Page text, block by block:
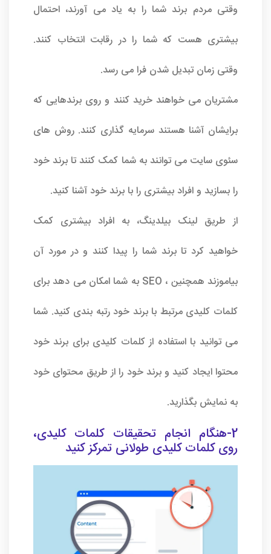
وقتی مردم برند شما را به یاد می آورند، احتمال
بیشتری هست که شما را در رقابت انتخاب کنند.
وقتی زمان تبدیل شدن فرا می رسد.
مشتریان می خواهند خرید کنند و روی برندهایی که
برایشان آشنا هستند سرمایه گذاری کنند. روش های
سئوی سایت می توانند به شما کمک کنند تا برند خود
را بسازید و افراد بیشتری را با برند خود آشنا کنید.
از طریق لینک بیلدینگ، به افراد بیشتری کمک
خواهید کرد تا برند شما را پیدا کنند و در مورد آن
بیاموزند همچنین ، SEO به شما امکان می دهد برای
کلمات کلیدی مرتبط با برند خود رتبه بندی کنید. شما
می توانید با استفاده از کلمات کلیدی برای برند خود
محتوا ایجاد کنید و برند خود را از طریق محتوای خود
به نمایش بگذارید.
2-هنگام انجام تحقیقات کلمات کلیدی،
روی کلمات کلیدی طولانی تمرکز کنید